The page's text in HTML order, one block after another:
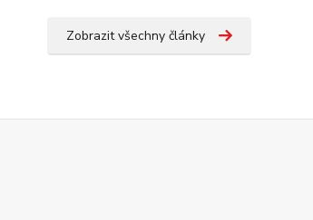
Zobrazit všechny články